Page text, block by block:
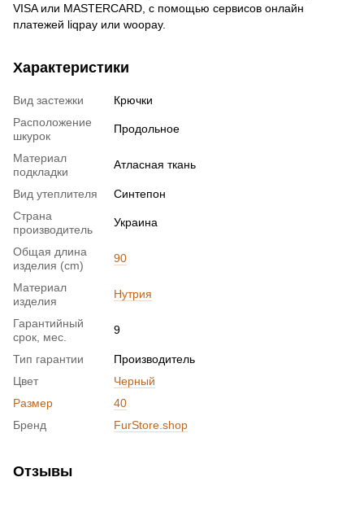
VISA или MASTERCARD, с помощью сервисов онлайн
платежей liqpay или woopay.
Характеристики
Вид застежки
Крючки
Расположение
шкурок
Продольное
Материал
подкладки
Атласная ткань
Вид утеплителя
Синтепон
Страна
производитель
Украина
Общая длина
изделия (cm)
90
Материал
изделия
Нутрия
Гарантийный
срок, мес.
9
Тип гарантии
Производитель
Цвет
Черный
Размер
40
Бренд
FurStore.shop
Отзывы